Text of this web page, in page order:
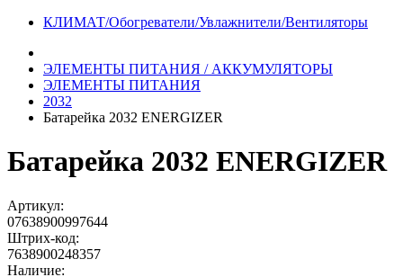
КЛИМАТ/Обогреватели/Увлажнители/Вентиляторы
ЭЛЕМЕНТЫ ПИТАНИЯ / АККУМУЛЯТОРЫ
ЭЛЕМЕНТЫ ПИТАНИЯ
2032
Батарейка 2032 ENERGIZER
Батарейка 2032 ENERGIZER
Артикул:
07638900997644
Штрих-код:
7638900248357
Наличие: